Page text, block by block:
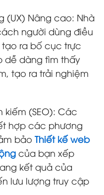
(UX) Nâng cao: Nhà
người dùng điều
ra bố cục trực
dễ dàng tìm thấy
tạo ra trải nghiệm
kiếm (SEO): Các
hợp các phương
bảo Thiết kế web
của bạn xếp
kết quả của
lưu lượng truy cập